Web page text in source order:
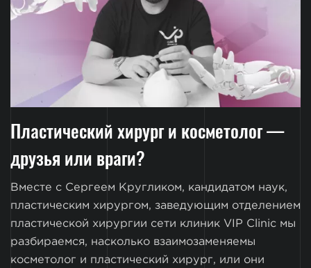
Пластический хирург и косметолог —
друзья или враги?
Вместе с Сергеем Кругликом, кандидатом наук,
пластическим хирургом, заведующим отделением
пластической хирургии сети клиник VIP Clinic мы
разбираемся, насколько взаимозаменяемы
косметолог и пластический хирург, или они